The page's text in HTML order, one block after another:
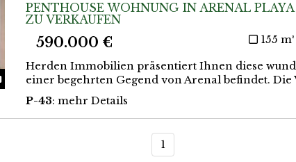
Fotos
PENTHOUSE WOHNUNG IN ARENAL
ZU VERKAUFEN
590.000 € 155 m²
Herden Immobilien präsentiert Ihnen diese
einer begehrten Gegend von Arenal befindet. Die
P-43: mehr Details
1